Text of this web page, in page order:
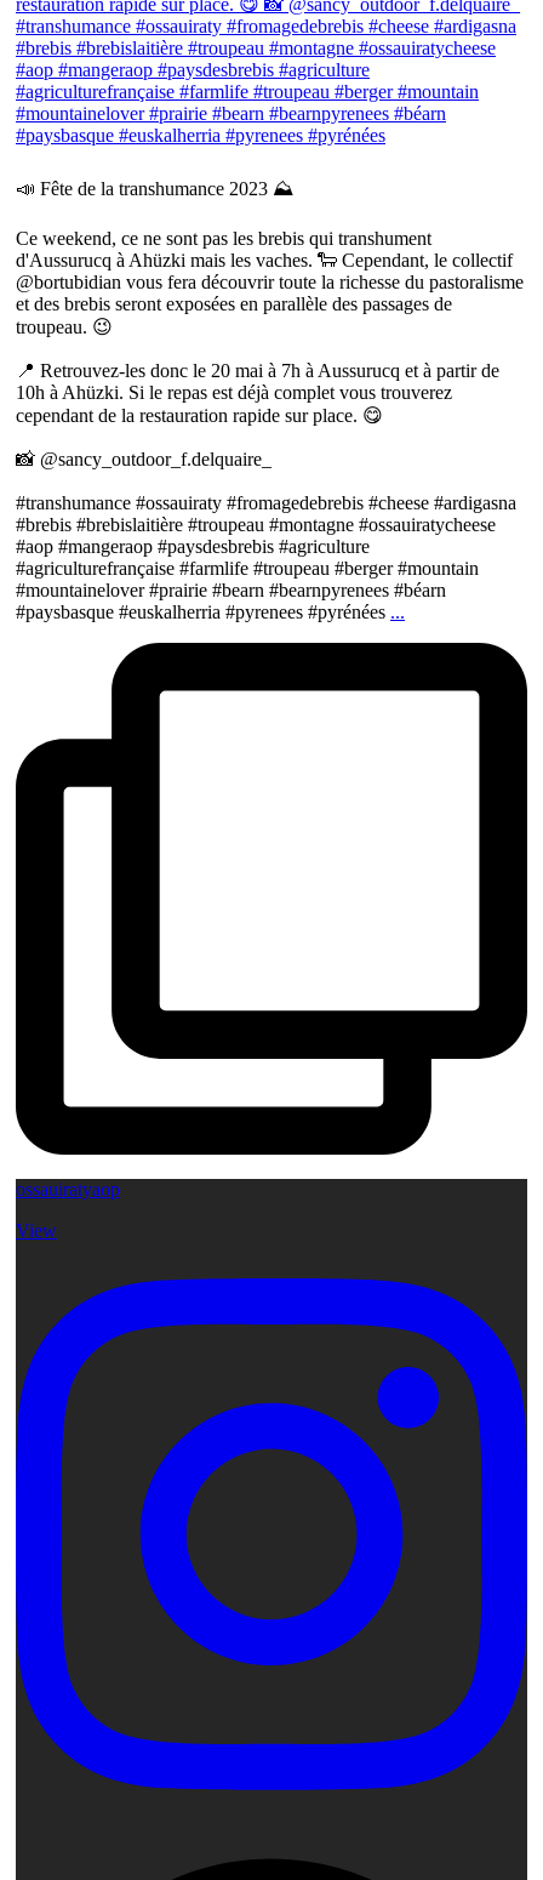
📣 Fête de la transhumance 2023 ⛰
Ce weekend, ce ne sont pas les brebis qui transhument
d'Aussurucq à Ahüzki mais les vaches. 🐑 Cependant, le collectif
@bortubidian vous fera découvrir toute la richesse du pastoralisme
et des brebis seront exposées en parallèle des passages de
troupeau. 😉
📍 Retrouvez-les donc le 20 mai à 7h à Aussurucq et à partir de
10h à Ahüzki. Si le repas est déjà complet vous trouverez
cependant de la restauration rapide sur place. 😋
📸 @sancy_outdoor_f.delquaire_
#transhumance #ossauiraty #fromagedebrebis #cheese #ardigasna
#brebis #brebislaitière #troupeau #montagne #ossauiratycheese
#aop #mangeraop #paysdesbrebis #agriculture
#agriculturefrançaise #farmlife #troupeau #berger #mountain
#mountainelover #prairie #bearn #bearnpyrenees #béarn
#paysbasque #euskalherria #pyrenees #pyrénées ...
ossauiratyaop
View